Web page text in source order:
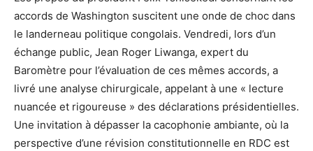
accords de Washington suscitent une onde de choc dans
le landerneau politique congolais. Vendredi, lors d’un
échange public, Jean Roger Liwanga, expert du
Baromètre pour l’évaluation de ces mêmes accords, a
livré une analyse chirurgicale, appelant à une « lecture
nuancée et rigoureuse » des déclarations présidentielles.
Une invitation à dépasser la cacophonie ambiante, où la
perspective d’une révision constitutionnelle en RDC est